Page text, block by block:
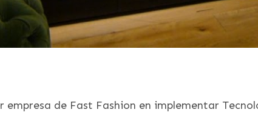
empresa de Fast Fashion en implementar